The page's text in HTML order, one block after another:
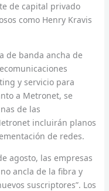
de capital privado
como Henry Kravis
de banda ancha de
y servicio para
a Metronet, se
de las
incluirán planos
de redes.
agosto, las empresas
ancla de la fibra y
suscriptores”. Los